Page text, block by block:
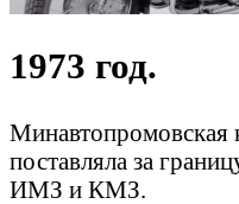
1973 год.
Минавтопромовская
поставляла за
ИМЗ и КМЗ.